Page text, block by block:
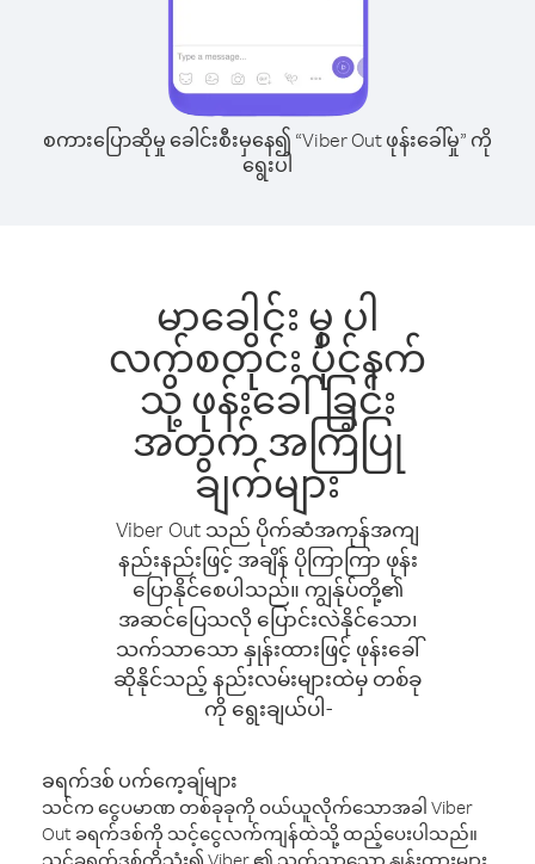
စကားပြောဆိုမှု ခေါင်းစီးမှနေ၍ “Viber Out ဖုန်းခေါ်မှု” ကို
ရွေးပါ
မာခေါင်း မှ ပါ
လက်စတိုင်း ပိုင်နက်
သို့ ဖုန်းခေါ်ခြင်း
အတွက် အကြံပြု
ချက်များ
Viber Out သည် ပိုက်ဆံအကုန်အကျ
နည်းနည်းဖြင့် အချိန် ပိုကြာကြာ ဖုန်း
ပြောနိုင်စေပါသည်။ ကျွန်ုပ်တို့၏
အဆင်ပြေသလို ပြောင်းလဲနိုင်သော၊
သက်သာသော နှုန်းထားဖြင့် ဖုန်းခေါ်
ဆိုနိုင်သည့် နည်းလမ်းများထဲမှ တစ်ခု
ကို ရွေးချယ်ပါ-
ခရက်ဒစ် ပက်ကေ့ချ်များ
သင်က ငွေပမာဏ တစ်ခုခုကို ဝယ်ယူလိုက်သောအခါ Viber
Out ခရက်ဒစ်ကို သင့်ငွေလက်ကျန်ထဲသို့ ထည့်ပေးပါသည်။